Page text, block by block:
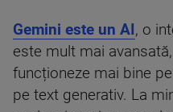
Gemini este un AI , o
este mult mai
funcționeze mai bine
pe text generativ. La